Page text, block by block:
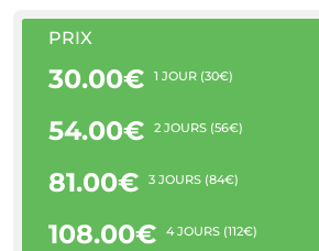
PRIX
30.00€ 1 JOUR (30€)
54.00€ 2 JOURS (56€)
81.00€ 3 JOURS (84€)
108.00€ 4 JOURS (112€)